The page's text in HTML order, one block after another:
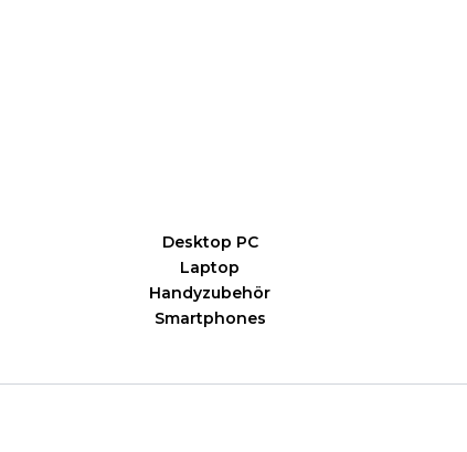
Desktop PC
Laptop
Handyzubehör
Smartphones